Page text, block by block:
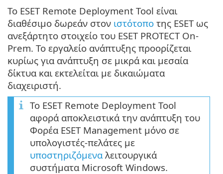
Το ESET Remote Deployment Tool είναι
διαθέσιμο δωρεάν στον ιστότοπο της ESET ως
ανεξάρτητο στοιχείο του ESET PROTECT On-
Prem. Το εργαλείο ανάπτυξης προορίζεται
κυρίως για ανάπτυξη σε μικρά και μεσαία
δίκτυα και εκτελείται με δικαιώματα
διαχειριστή.
Το ESET Remote Deployment Tool
αφορά αποκλειστικά την ανάπτυξη του
Φορέα ESET Management μόνο σε
υπολογιστές-πελάτες με
υποστηριζόμενα λειτουργικά
συστήματα Microsoft Windows.